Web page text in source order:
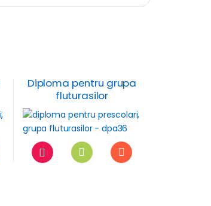
Diploma pentru grupa
fluturasilor